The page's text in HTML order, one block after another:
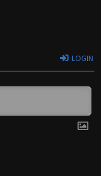
LOGIN